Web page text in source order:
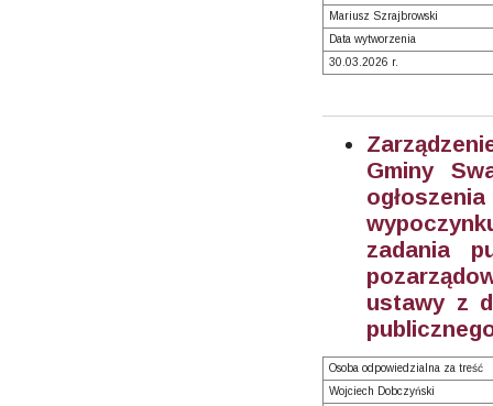
Mariusz Szrajbrowski
Data wytworzenia
30.03.2026 r.
Gminy
zadania
ustawy z
Osoba odpowiedzialna za treść
Wojciech Dobczyński